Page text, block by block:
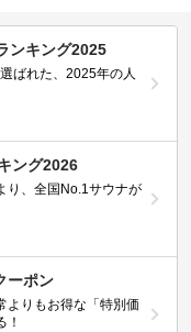
ンキング2025
ばれた、2025年の人
ング2026
り、全国No.1サウナが
ーポン
りもお得な「特別価
！